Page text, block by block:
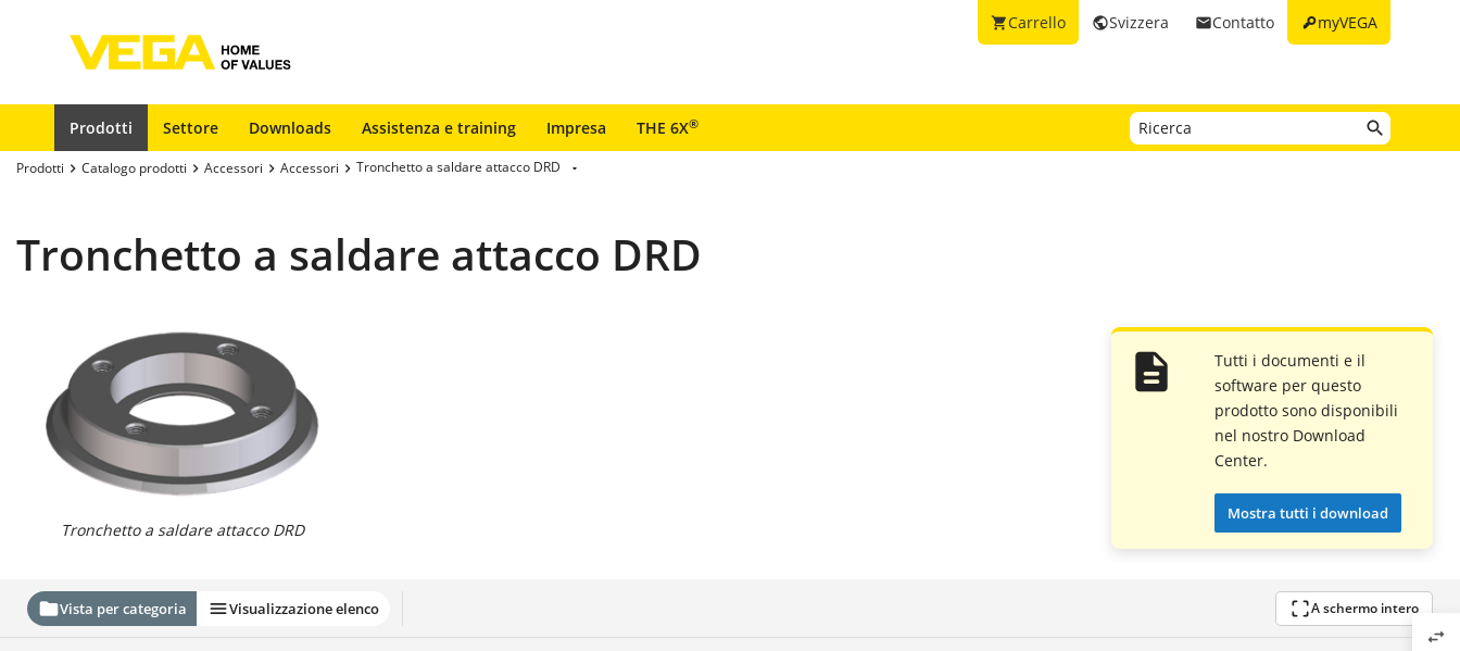
keymyVEGA
emailContatto
publicSvizzera
shopping_cartCarrello
Prodotti Settore Downloads Assistenza e training Impresa THE 6X®
Prodotti Catalogo prodotti Accessori Accessori Tronchetto a saldare attacco DRD
Tronchetto a saldare attacco DRD
Tronchetto a saldare attacco DRD
Tutti i documenti e il
software per questo
prodotto sono disponibili
nel nostro Download
Center.
Mostra tutti i download
Vista per categoria Visualizzazione elenco A schermo intero
swap_horiz